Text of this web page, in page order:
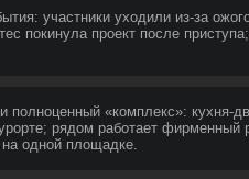
участники уходили из-за
покинула проект после
полноценный «комплекс»: кухня-
рядом работает фирменный
одной площадке.